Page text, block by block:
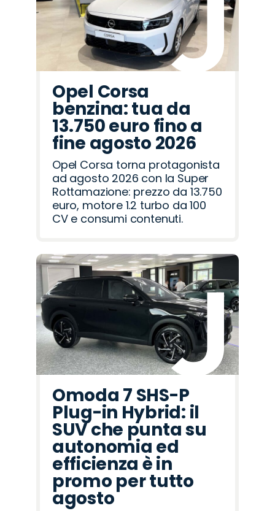
Opel Corsa
benzina: tua da
13.750 euro fino a
fine agosto 2026
Opel Corsa torna protagonista
ad agosto 2026 con la Super
Rottamazione: prezzo da 13.750
euro, motore 1.2 turbo da 100
CV e consumi contenuti.
Omoda 7 SHS-P
Plug-in Hybrid: il
SUV che punta su
autonomia ed
efficienza è in
promo per tutto
agosto